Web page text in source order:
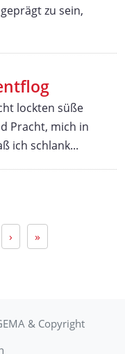
zu sein,
lockten süße
Pracht, mich in
ich schlank...
› »
& Copyright